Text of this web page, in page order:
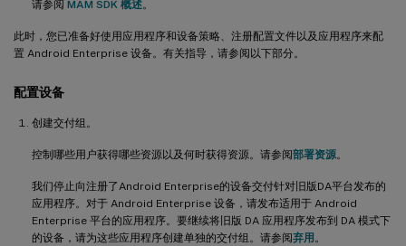
请参阅 MAM SDK 概述。
此时，您已准备好使用应用程序和设备策略、注册配置文件以及应用程序来配
置 Android Enterprise 设备。有关指导，请参阅以下部分。
配置设备
创建交付组。
控制哪些用户获得哪些资源以及何时获得资源。请参阅部署资源。
我们停止向注册了Android Enterprise的设备交付针对旧版DA平台发布的
应用程序。对于 Android Enterprise 设备，请发布适用于 Android
Enterprise 平台的应用程序。要继续将旧版 DA 应用程序发布到 DA 模式下
的设备，请为这些应用程序创建单独的交付组。请参阅弃用 。